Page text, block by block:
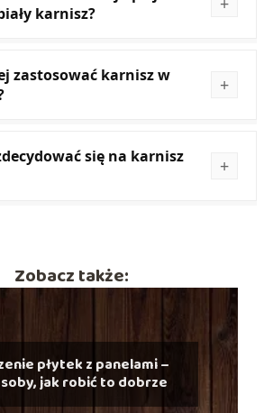
karnisz?
zastosować karnisz w
się na karnisz
Zobacz także:
płytek z panelami –
jak robić to dobrze